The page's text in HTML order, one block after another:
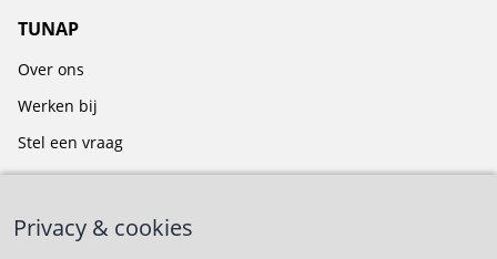
TUNAP
Over ons
Werken bij
Stel een vraag
Privacy & cookies